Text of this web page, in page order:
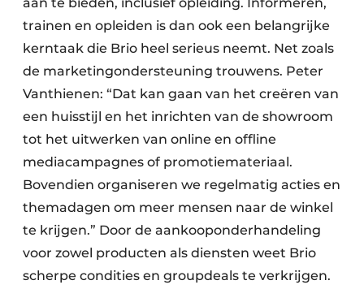
trainen en opleiden is dan ook een belangrijke
kerntaak die Brio heel serieus neemt. Net zoals
de marketingondersteuning trouwens. Peter
Vanthienen: “Dat kan gaan van het creëren van
een huisstijl en het inrichten van de showroom
tot het uitwerken van online en offline
mediacampagnes of promotiemateriaal.
Bovendien organiseren we regelmatig acties en
themadagen om meer mensen naar de winkel
te krijgen.” Door de aankooponderhandeling
voor zowel producten als diensten weet Brio
scherpe condities en groupdeals te verkrijgen.